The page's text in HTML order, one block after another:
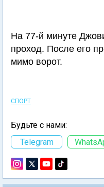
На 77-й минуте
проход. После его
мимо ворот.
СПОРТ
Будьте с нами:
Telegram